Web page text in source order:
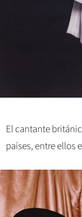
El cantante
países, entre ellos